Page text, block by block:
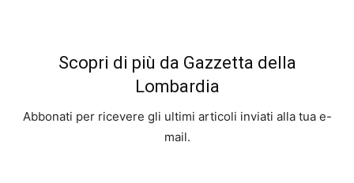
Scopri di più da Gazzetta della
Lombardia
Abbonati per ricevere gli ultimi articoli inviati alla tua e-
mail.